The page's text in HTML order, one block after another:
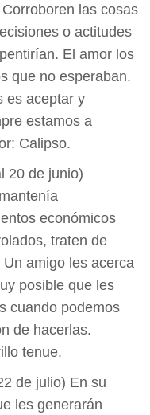
las cosas
o actitudes
El amor los
que no esperaban.
es aceptar y
estamos a
Calipso.
20 de junio)
económicos
traten de
amigo les acerca
posible que les
cuando podemos
de hacerlas.
tenue.
de julio) En su
les generarán